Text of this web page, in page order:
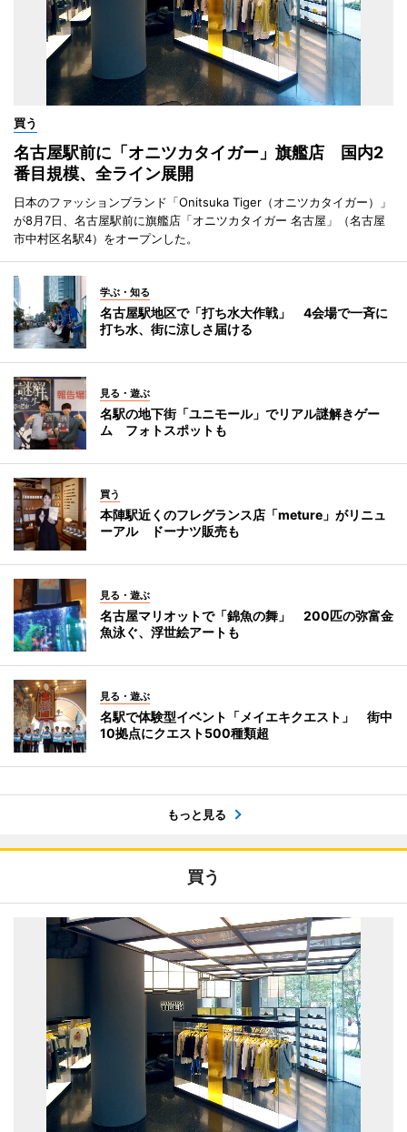
買う
名古屋駅前に「オニツカタイガー」旗艦店 国内2
番目規模、全ライン展開
日本のファッションブランド「Onitsuka Tiger（オニツカタイガー）」
が8月7日、名古屋駅前に旗艦店「オニツカタイガー 名古屋」（名古屋
市中村区名駅4）をオープンした。
学ぶ・知る
名古屋駅地区で「打ち水大作戦」 4会場で一斉に
打ち水、街に涼しさ届ける
見る・遊ぶ
名駅の地下街「ユニモール」でリアル謎解きゲー
ム フォトスポットも
買う
本陣駅近くのフレグランス店「meture」がリニュ
ーアル ドーナツ販売も
見る・遊ぶ
名古屋マリオットで「錦魚の舞」 200匹の弥富金
魚泳ぐ、浮世絵アートも
見る・遊ぶ
名駅で体験型イベント「メイエキクエスト」 街中
10拠点にクエスト500種類超
もっと見る
買う